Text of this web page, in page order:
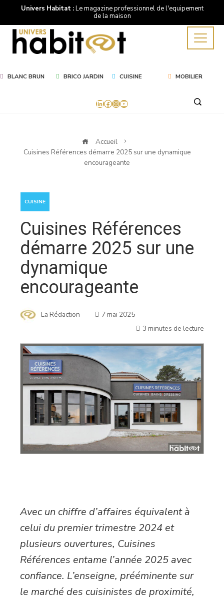
Univers Habitat :Le magazine professionnel de l'equipement
de la maison
BLANC BRUN BRICO JARDIN CUISINE MOBILIER
LinkedIn
Facebook
Instagram
YouTube
Accueil
Cuisines Références démarre 2025 sur une dynamique
encourageante
CUISINE
Cuisines Références
démarre 2025 sur une
dynamique
encourageante
La Rédaction
7 mai 2025
3 minutes de lecture
Avec un chiffre d’affaires équivalent à
celui du premier trimestre 2024 et
plusieurs ouvertures, Cuisines
Références entame l’année 2025 avec
confiance. L’enseigne, prééminente sur
le marché des cuisinistes de proximité,